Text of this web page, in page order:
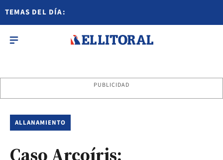
TEMAS DEL DÍA:
PUBLICIDAD
ALLANAMIENTO
Caso Arcoíris: